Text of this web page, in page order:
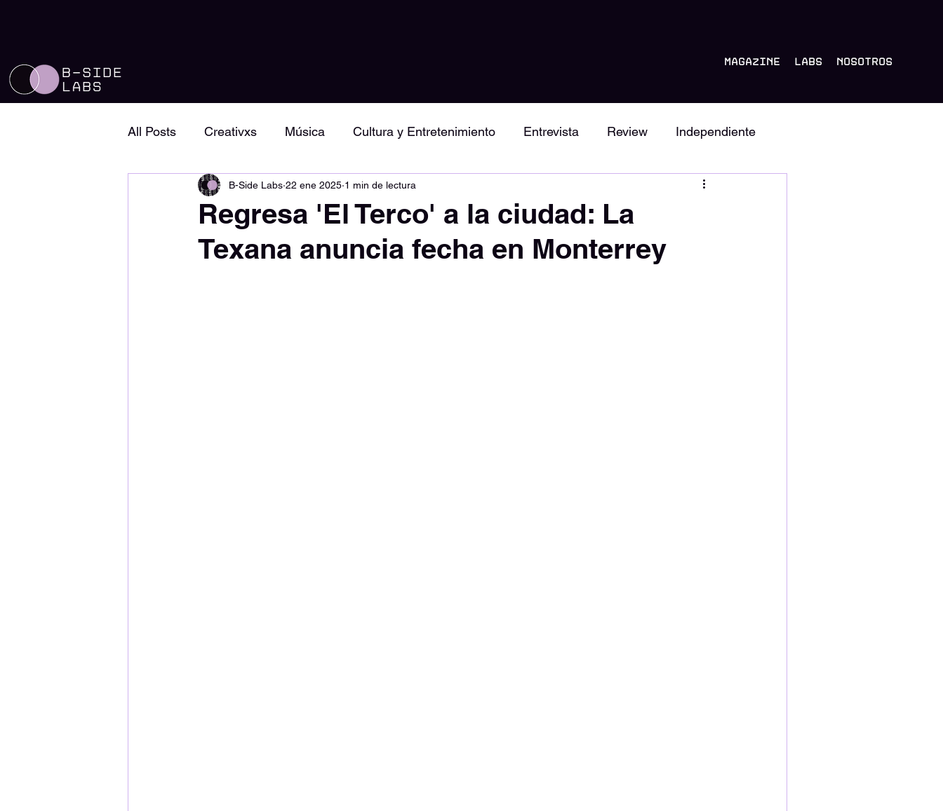
Magazine Labs Nosotros
All Posts Creativxs Música Cultura y Entretenimiento Entrevista Review Independiente
Perfiles de música Conciertos y Shows Tastemakers
Magazine Country
Regresa 'El Terco' a la ciudad: La
Texana anuncia fecha en Monterrey
B-Side Labs 22 ene 2025 1 min de lectura